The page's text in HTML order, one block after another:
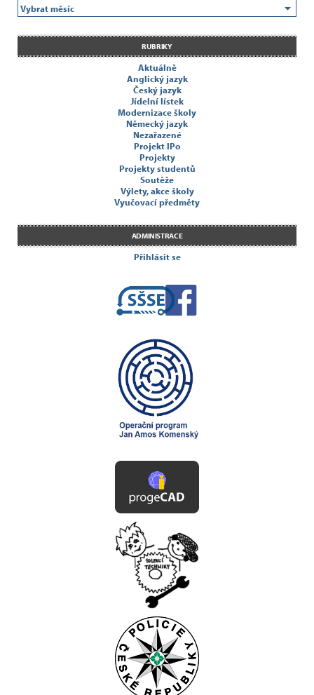
RUBRIKY
Aktuálně
Anglický jazyk
Český jazyk
Jídelní lístek
Modernizace školy
Německý jazyk
Nezařazené
Projekt IPo
Projekty
Projekty studentů
Soutěže
Výlety, akce školy
Vyučovací předměty
ADMINISTRACE
Přihlásit se